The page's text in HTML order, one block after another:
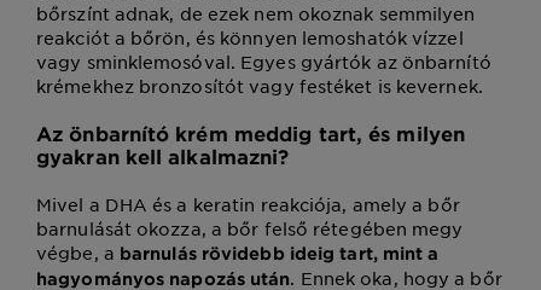
bőrszínt adnak, de ezek nem okoznak semmilyen
reakciót a bőrön, és könnyen lemoshatók vízzel
vagy sminklemosóval. Egyes gyártók az önbarnító
krémekhez bronzosítót vagy festéket is kevernek.
Az önbarnító krém meddig tart, és milyen
gyakran kell alkalmazni?
Mivel a DHA és a keratin reakciója, amely a bőr
barnulását okozza, a bőr felső rétegében megy
végbe, a barnulás rövidebb ideig tart, mint a
hagyományos napozás után. Ennek oka, hogy a bőr